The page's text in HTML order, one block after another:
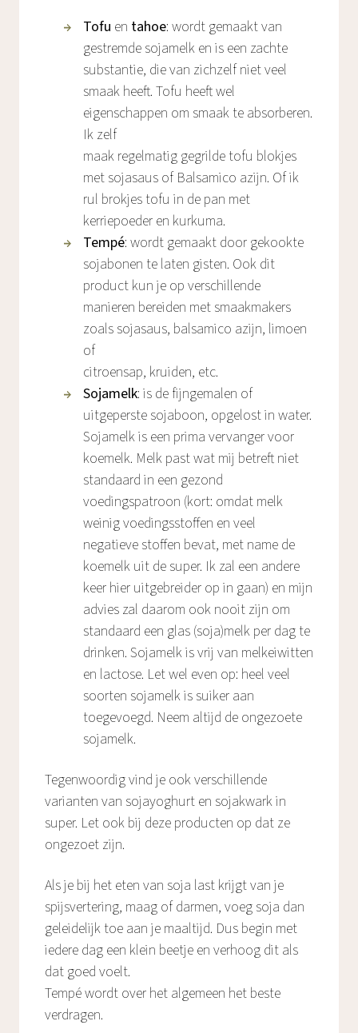
Tofu en tahoe: wordt gemaakt van
gestremde sojamelk en is een zachte
substantie, die van zichzelf niet veel
smaak heeft. Tofu heeft wel
eigenschappen om smaak te absorberen.
Ik zelf
maak regelmatig gegrilde tofu blokjes
met sojasaus of Balsamico azijn. Of ik
rul brokjes tofu in de pan met
kerriepoeder en kurkuma.
Tempé: wordt gemaakt door gekookte
sojabonen te laten gisten. Ook dit
product kun je op verschillende
manieren bereiden met smaakmakers
zoals sojasaus, balsamico azijn, limoen
of
citroensap, kruiden, etc.
Sojamelk: is de fijngemalen of
uitgeperste sojaboon, opgelost in water.
Sojamelk is een prima vervanger voor
koemelk. Melk past wat mij betreft niet
standaard in een gezond
voedingspatroon (kort: omdat melk
weinig voedingsstoffen en veel
negatieve stoffen bevat, met name de
koemelk uit de super. Ik zal een andere
keer hier uitgebreider op in gaan) en mijn
advies zal daarom ook nooit zijn om
standaard een glas (soja)melk per dag te
drinken. Sojamelk is vrij van melkeiwitten
en lactose. Let wel even op: heel veel
soorten sojamelk is suiker aan
toegevoegd. Neem altijd de ongezoete
sojamelk.
Tegenwoordig vind je ook verschillende
varianten van sojayoghurt en sojakwark in
super. Let ook bij deze producten op dat ze
ongezoet zijn.
Als je bij het eten van soja last krijgt van je
spijsvertering, maag of darmen, voeg soja dan
geleidelijk toe aan je maaltijd. Dus begin met
iedere dag een klein beetje en verhoog dit als
dat goed voelt.
Tempé wordt over het algemeen het beste
verdragen.